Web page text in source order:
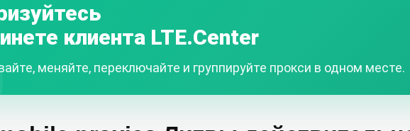
клиента LTE.Center
меняйте, переключайте и группируйте прокси в одном месте.